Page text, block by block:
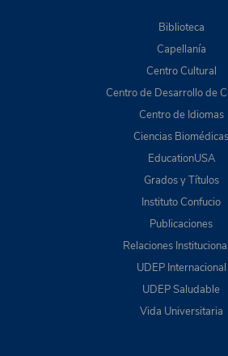
Biblioteca
Capellanía
Centro Cultural
Centro de Desarrollo de
Centro de Idiomas
Ciencias Biomédicas
EducationUSA
Grados y Títulos
Instituto Confucio
Publicaciones
Relaciones
UDEP Internacional
UDEP Saludable
Vida Universitaria